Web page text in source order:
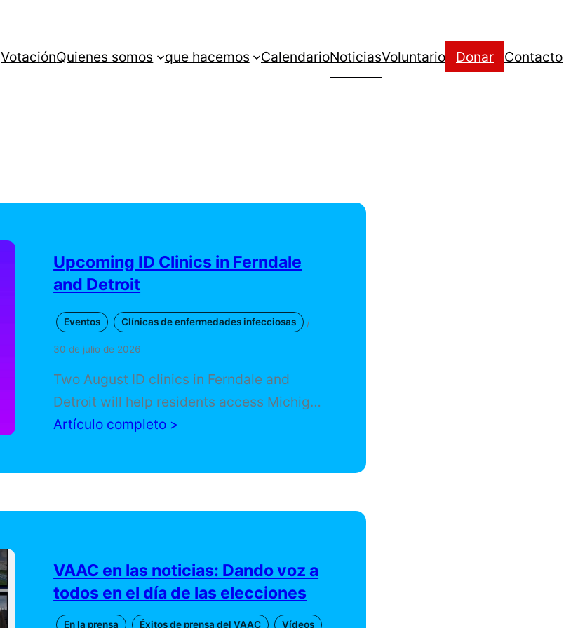
VotaciónQuienes somos que hacemos CalendarioNoticiasVoluntario Donar Contacto
Upcoming ID Clinics in Ferndale
and Detroit
Eventos Clínicas de enfermedades infecciosas /
30 de julio de 2026
Two August ID clinics in Ferndale and
Detroit will help residents access Michigan
Secretary of State services, voter
appointment is necessary, and the full cost
people who qualify.
Artículo completo >
VAAC en las noticias: Dando voz a
todos en el día de las elecciones
En la prensa Éxitos de prensa del VAAC Vídeos